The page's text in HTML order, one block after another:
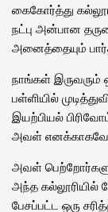
கைகோர்த்து
நட்பு அன்பான
அனைத்தையும்
நாங்கள்
பள்ளியில்
இயற்பியல்
அவள் எனக்காகவே
அவள்
அந்த கல்லூரியில்
பேசப்பட்ட ஒரு